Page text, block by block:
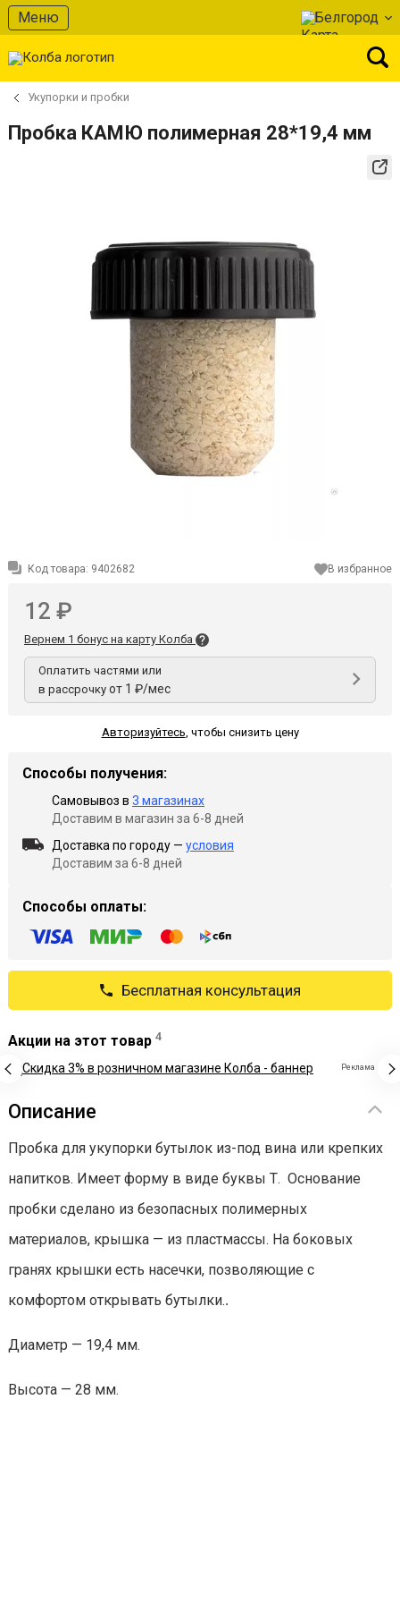
Меню Белгород
Укупорки и пробки
Пробка КАМЮ полимерная 28*19,4 мм
Код товара: 9402682 В избранное
12 ₽
Вернем 1 бонус на карту Колба
Оплатить частями или
в рассрочку от 1 ₽/мес
Авторизуйтесь, чтобы снизить цену
Способы получения:
Самовывоз в 3 магазинах
Доставим в магазин за 6-8 дней
Доставка по городу — условия
Доставим за 6-8 дней
Способы оплаты:
Бесплатная консультация
Акции на этот товар 4
Реклама
Описание
Пробка для укупорки бутылок из-под вина или крепких
напитков. Имеет форму в виде буквы Т. Основание
пробки сделано из безопасных полимерных
материалов, крышка — из пластмассы. На боковых
гранях крышки есть насечки, позволяющие с
комфортом открывать бутылки..
Диаметр — 19,4 мм.
Высота — 28 мм.